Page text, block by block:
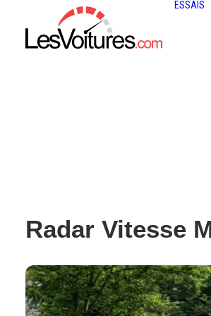
ESSAIS
Radar Vitesse